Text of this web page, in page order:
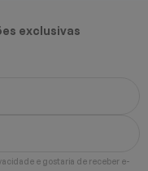
exclusivas
de Privacidade e gostaria de receber e-